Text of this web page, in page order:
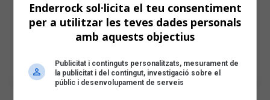
Enderrock sol·licita el teu consentiment
per a utilitzar les teves dades personals
amb aquests objectius
Publicitat i continguts personalitzats, mesurament de
la publicitat i del contingut, investigació sobre el
públic i desenvolupament de serveis